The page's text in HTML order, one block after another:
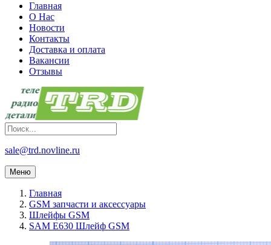
Главная
О Нас
Новости
Контакты
Доставка и оплата
Вакансии
Отзывы
sale@trd.novline.ru
Меню
Главная
GSM запчасти и аксессуары
Шлейфы GSM
SAM E630 Шлейф GSM